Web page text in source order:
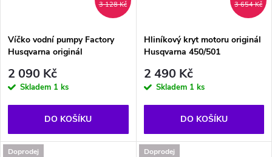
3 128 Kč
Víčko vodní pumpy Factory
Husqvarna originál
2 090 Kč
Skladem 1 ks
DO KOŠÍKU
3 654 Kč
Hliníkový kryt motoru originál
Husqvarna 450/501
2 490 Kč
Skladem 1 ks
DO KOŠÍKU
Doprodej Doprodej